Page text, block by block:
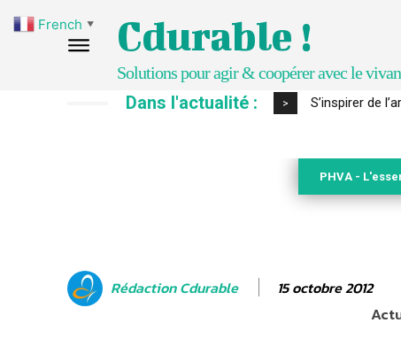
Cdurable !
Solutions pour agir & coopérer avec le
Dans l'actualité : > IPBES : le «
PHVA -
Rédaction Cdurable 15 octobre 2012
French ▼